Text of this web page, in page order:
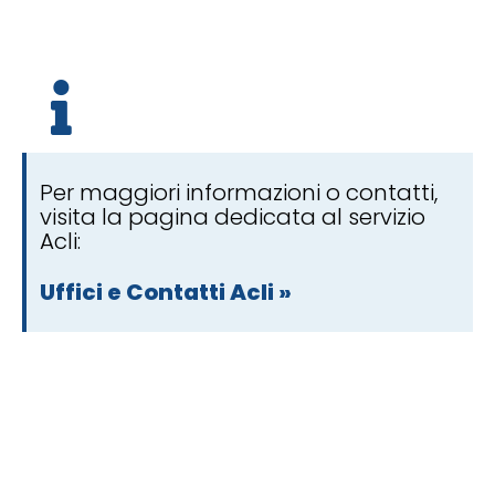
Per maggiori informazioni o contatti,
visita la pagina dedicata al servizio
Acli:
Uffici e Contatti Acli »